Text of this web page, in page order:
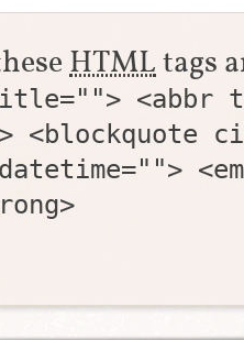
HTMLtags
<abbr
<blockquote